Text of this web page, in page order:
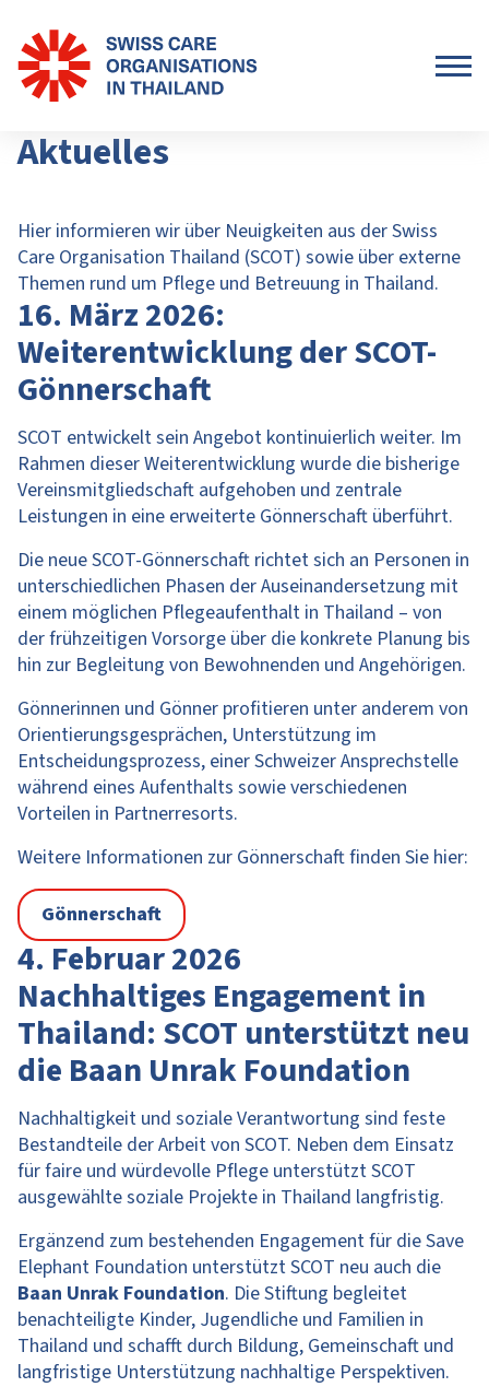
Aktuelles
Hier informieren wir über Neuigkeiten aus der Swiss
Care Organisation Thailand (SCOT) sowie über externe
Themen rund um Pflege und Betreuung in Thailand.
16. März 2026:
Weiterentwicklung der SCOT-
Gönnerschaft
SCOT entwickelt sein Angebot kontinuierlich weiter. Im
Rahmen dieser Weiterentwicklung wurde die bisherige
Vereinsmitgliedschaft aufgehoben und zentrale
Leistungen in eine erweiterte Gönnerschaft überführt.
Die neue SCOT-Gönnerschaft richtet sich an Personen in
unterschiedlichen Phasen der Auseinandersetzung mit
einem möglichen Pflegeaufenthalt in Thailand – von
der frühzeitigen Vorsorge über die konkrete Planung bis
hin zur Begleitung von Bewohnenden und Angehörigen.
Gönnerinnen und Gönner profitieren unter anderem von
Orientierungsgesprächen, Unterstützung im
Entscheidungsprozess, einer Schweizer Ansprechstelle
während eines Aufenthalts sowie verschiedenen
Vorteilen in Partnerresorts.
Weitere Informationen zur Gönnerschaft finden Sie hier:
Gönnerschaft
4. Februar 2026
Nachhaltiges Engagement in
Thailand: SCOT unterstützt neu
die Baan Unrak Foundation
Nachhaltigkeit und soziale Verantwortung sind feste
Bestandteile der Arbeit von SCOT. Neben dem Einsatz
für faire und würdevolle Pflege unterstützt SCOT
ausgewählte soziale Projekte in Thailand langfristig.
Ergänzend zum bestehenden Engagement für die Save
Elephant Foundation unterstützt SCOT neu auch die
Baan Unrak Foundation. Die Stiftung begleitet
benachteiligte Kinder, Jugendliche und Familien in
Thailand und schafft durch Bildung, Gemeinschaft und
langfristige Unterstützung nachhaltige Perspektiven.